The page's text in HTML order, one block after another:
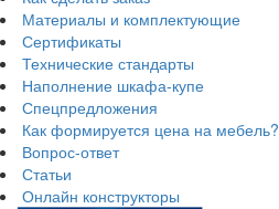
Материалы и комплектующие
Сертификаты
Технические стандарты
Наполнение шкафа-купе
Спецпредложения
Как формируется цена на мебель?
Вопрос-ответ
Статьи
Онлайн конструкторы